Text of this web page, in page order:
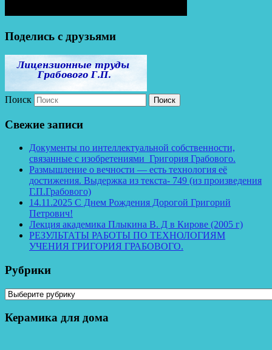
Поделись с друзьями
Поиск
Свежие записи
Документы по интеллектуальной собственности,
связанные с изобретениями Григория Грабового.
Размышление о вечности — есть технология её
достижения. Выдержка из текста- 749 (из произведения
Г.П.Грабового)
14.11.2025 С Днем Рождения Дорогой Григорий
Петрович!
Лекция академика Плыкина В. Д в Кирове (2005 г)
РЕЗУЛЬТАТЫ РАБОТЫ ПО ТЕХНОЛОГИЯМ
УЧЕНИЯ ГРИГОРИЯ ГРАБОВОГО.
Рубрики
Рубрики
Керамика для дома